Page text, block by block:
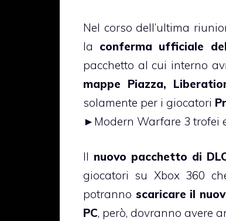
Nel corso dell’ultima
la conferma ufficiale
pacchetto al cui interno
mappe Piazza,
solamente per i giocatori
► Modern Warfare 3 trofei
Il nuovo pacchetto di
giocatori su Xbox 360
potranno scaricare il
PC, però, dovranno avere